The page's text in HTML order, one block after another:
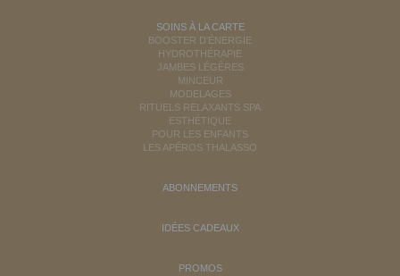
SOINS À LA CARTE
BOOSTER D'ÉNERGIE
HYDROTHÉRAPIE
JAMBES LÉGÈRES
MINCEUR
MODELAGES
RITUELS RELAXANTS SPA
ESTHÉTIQUE
POUR LES ENFANTS
LES APÉROS THALASSO
ABONNEMENTS
IDÉES CADEAUX
PROMOS